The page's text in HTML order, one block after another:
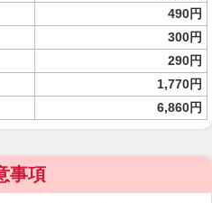
490円
300円
290円
1,770円
6,860円
事項